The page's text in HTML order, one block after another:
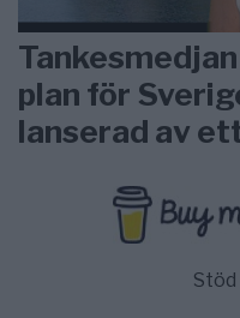
plan för
lanserad av